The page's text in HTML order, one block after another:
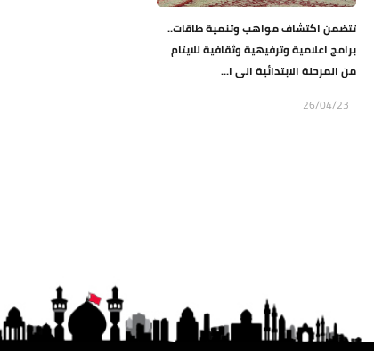
تتضمن اكتشاف مواهب وتنمية طاقات..
برامج اعلامية وترفيهية وثقافية للايتام
من المرحلة الابتدائية الى ا...
26/04/23